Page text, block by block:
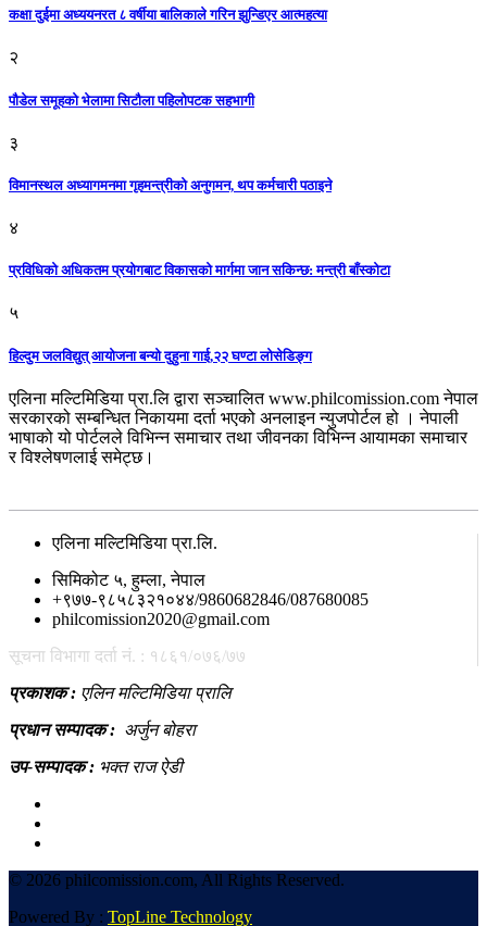
कक्षा दुईमा अध्ययनरत ८ वर्षीया बालिकाले गरिन झुन्डिएर आत्महत्या
२
पौडेल समूहको भेलामा सिटौला पहिलोपटक सहभागी
३
विमानस्थल अध्यागमनमा गृहमन्त्रीको अनुगमन, थप कर्मचारी पठाइने
४
प्रविधिको अधिकतम प्रयोगबाट विकासको मार्गमा जान सकिन्छ: मन्त्री बाँस्कोटा
५
हिल्दुम जलविद्युत् आयोजना बन्यो दुहुना गाई,२२ घण्टा लोसेडिङ्ग
एलिना मल्टिमिडिया प्रा.लि द्वारा सञ्चालित www.philcomission.com नेपाल
सरकारको सम्बन्धित निकायमा दर्ता भएको अनलाइन न्युजपोर्टल हो । नेपाली
भाषाको यो पोर्टलले विभिन्न समाचार तथा जीवनका विभिन्न आयामका समाचार
र विश्लेषणलाई समेट्छ।
एलिना मल्टिमिडिया प्रा.लि.
सिमिकोट ५, हुम्ला, नेपाल
+९७७-९८५८३२१०४४/9860682846/087680085
philcomission2020@gmail.com
सूचना विभागा दर्ता नं. : १८६१/०७६/७७
प्रकाशक : एलिन मल्टिमिडिया प्रालि
प्रधान सम्पादक : अर्जुन बोहरा
उप-सम्पादक : भक्त राज ऐडी
© 2026 philcomission.com, All Rights Reserved.
Powered By : TopLine Technology